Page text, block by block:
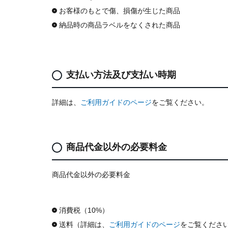
お客様のもとで傷、損傷が生じた商品
納品時の商品ラベルをなくされた商品
支払い方法及び支払い時期
詳細は、 ご利用ガイドのページをご覧ください。
商品代金以外の必要料金
商品代金以外の必要料金
消費税（10%）
送料（詳細は、
ご利用ガイドのページをご覧くださ